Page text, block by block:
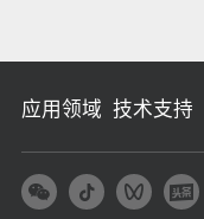
应用领域 技术支持